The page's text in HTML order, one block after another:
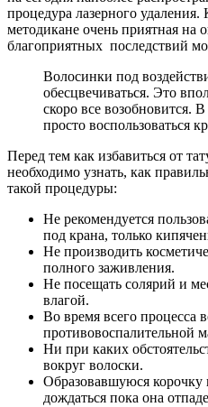
процедура лазерного
методикане очень приятная на
благоприятных последствий
Волосинки под
обесцвечиваться. Это
скоро все возобновится.
просто воспользоваться
Перед тем как избавиться от
необходимо узнать, как
такой процедуры:
Не рекомендуется
под крана, только
Не производить
полного заживления.
Не посещать солярий и
влагой.
Во время всего процесса
противовоспалительной
Ни при каких
вокруг волоски.
Образовавшуюся корочку
дождаться пока она